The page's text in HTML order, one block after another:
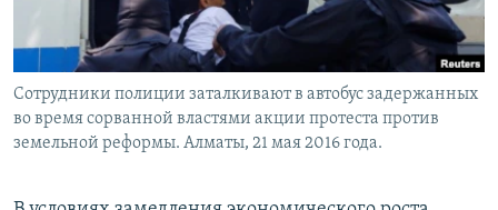
Сотрудники полиции заталкивают в автобус задержанных
во время сорванной властями акции протеста против
земельной реформы. Алматы, 21 мая 2016 года.